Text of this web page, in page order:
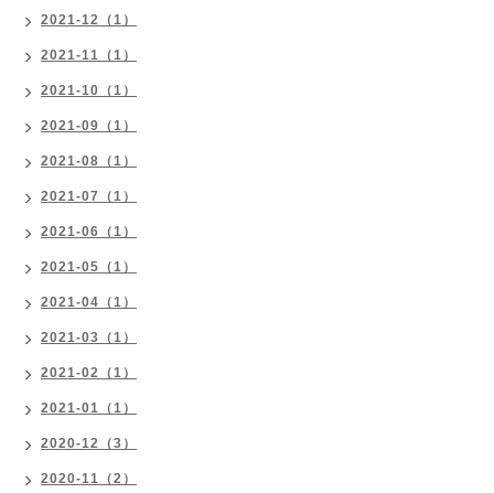
2021-12（1）
2021-11（1）
2021-10（1）
2021-09（1）
2021-08（1）
2021-07（1）
2021-06（1）
2021-05（1）
2021-04（1）
2021-03（1）
2021-02（1）
2021-01（1）
2020-12（3）
2020-11（2）